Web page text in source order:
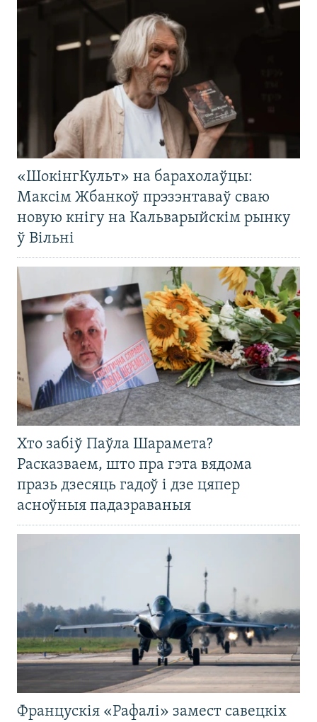
«ШокінгКульт» на барахолаўцы:
Максім Жбанкоў прэзэнтаваў сваю
новую кнігу на Кальварыйскім рынку
ў Вільні
Хто забіў Паўла Шарамета?
Расказваем, што пра гэта вядома
празь дзесяць гадоў і дзе цяпер
асноўныя падазраваныя
Францускія «Рафалі» замест савецкіх